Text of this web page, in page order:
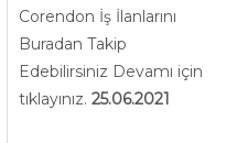
Corendon İş İlanlarını
Buradan Takip
Edebilirsiniz Devamı için
tıklayınız. 25.06.2021